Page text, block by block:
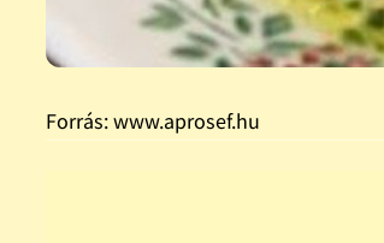
Forrás: www.aprosef.hu